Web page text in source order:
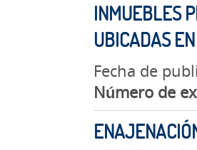
INMUEBLES
UBICADAS
Fecha de
Número de